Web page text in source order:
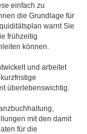
einfach zu
die Grundlage für
warnt Sie
frühzeitig
können.
und arbeitet
überlebenswichtig.
mit den damit
für die